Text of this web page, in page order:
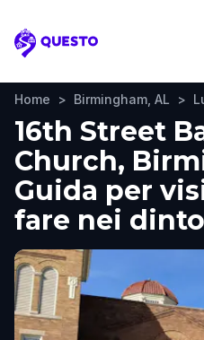
Questo
Home > Birmingham, AL >
16th Street
Church,
Guida per
fare nei